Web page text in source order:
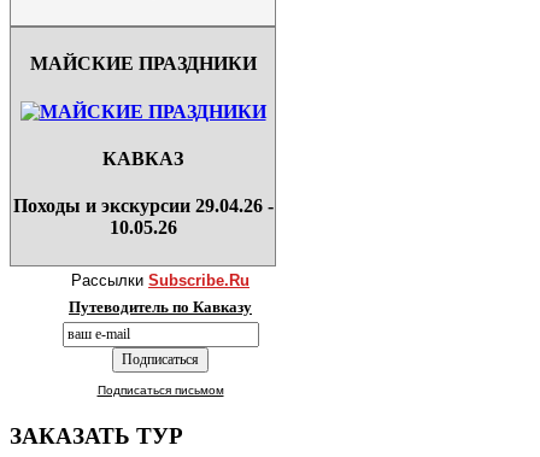
МАЙСКИЕ ПРАЗДНИКИ
КАВКАЗ
Походы и экскурсии 29.04.26 -
10.05.26
Рассылки Subscribe.Ru
Путеводитель по Кавказу
Подписаться письмом
ЗАКАЗАТЬ ТУР